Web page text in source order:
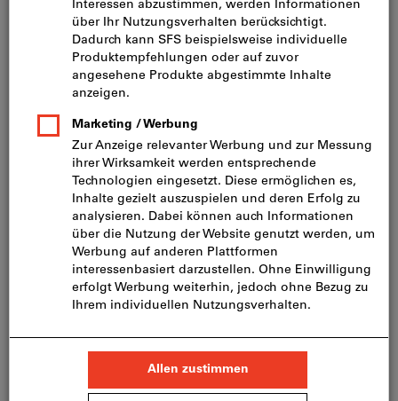
Netto: CHF 31.60
Mindestbestellmenge: 10 Stück
Bestellschritt: 10 Stück
Menge
In den Warenkorb
Lieferung in 3 - 4 Arbeitstagen
Bitte beachten Sie die Lieferzeit und eingeschränkte
Beratung:
Hersteller, da er nicht Bestandteil unseres
Hauptsortiments ist und somit nicht bei uns auf
Infos